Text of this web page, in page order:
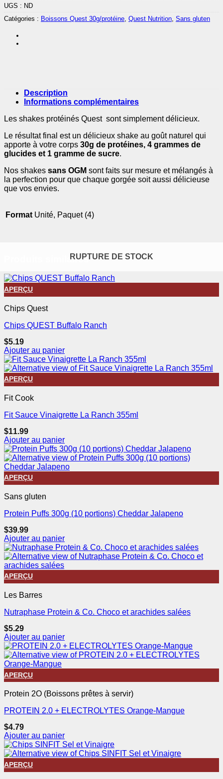
UGS : ND
Catégories : Boissons Quest 30g/protéine Quest Nutrition Sans gluten
Description
Informations complémentaires
Les shakes protéinés Quest sont simplement délicieux.
Le résultat final est un délicieux shake au goût naturel qui
apporte à votre corps 30g de protéines, 4 grammes de
glucides et 1 gramme de sucre.
Nos shakes sans OGM sont faits sur mesure et mélangés à
la perfection pour que chaque gorgée soit aussi délicieuse
que vos envies.
Format Unité, Paquet (4)
Produits similaires
APERÇU
Chips Quest
Chips QUEST Buffalo Ranch
$5.19
Ajouter au panier
APERÇU
Fit Cook
Fit Sauce Vinaigrette La Ranch 355ml
$11.99
Ajouter au panier
APERÇU
Sans gluten
Protein Puffs 300g (10 portions) Cheddar Jalapeno
$39.99
Ajouter au panier
APERÇU
Les Barres
Nutraphase Protein & Co. Choco et arachides salées
$5.29
Ajouter au panier
APERÇU
Protein 2O (Boissons prêtes à servir)
PROTEIN 2.0 + ELECTROLYTES Orange-Mangue
$4.79
Ajouter au panier
APERÇU
RUPTURE DE STOCK